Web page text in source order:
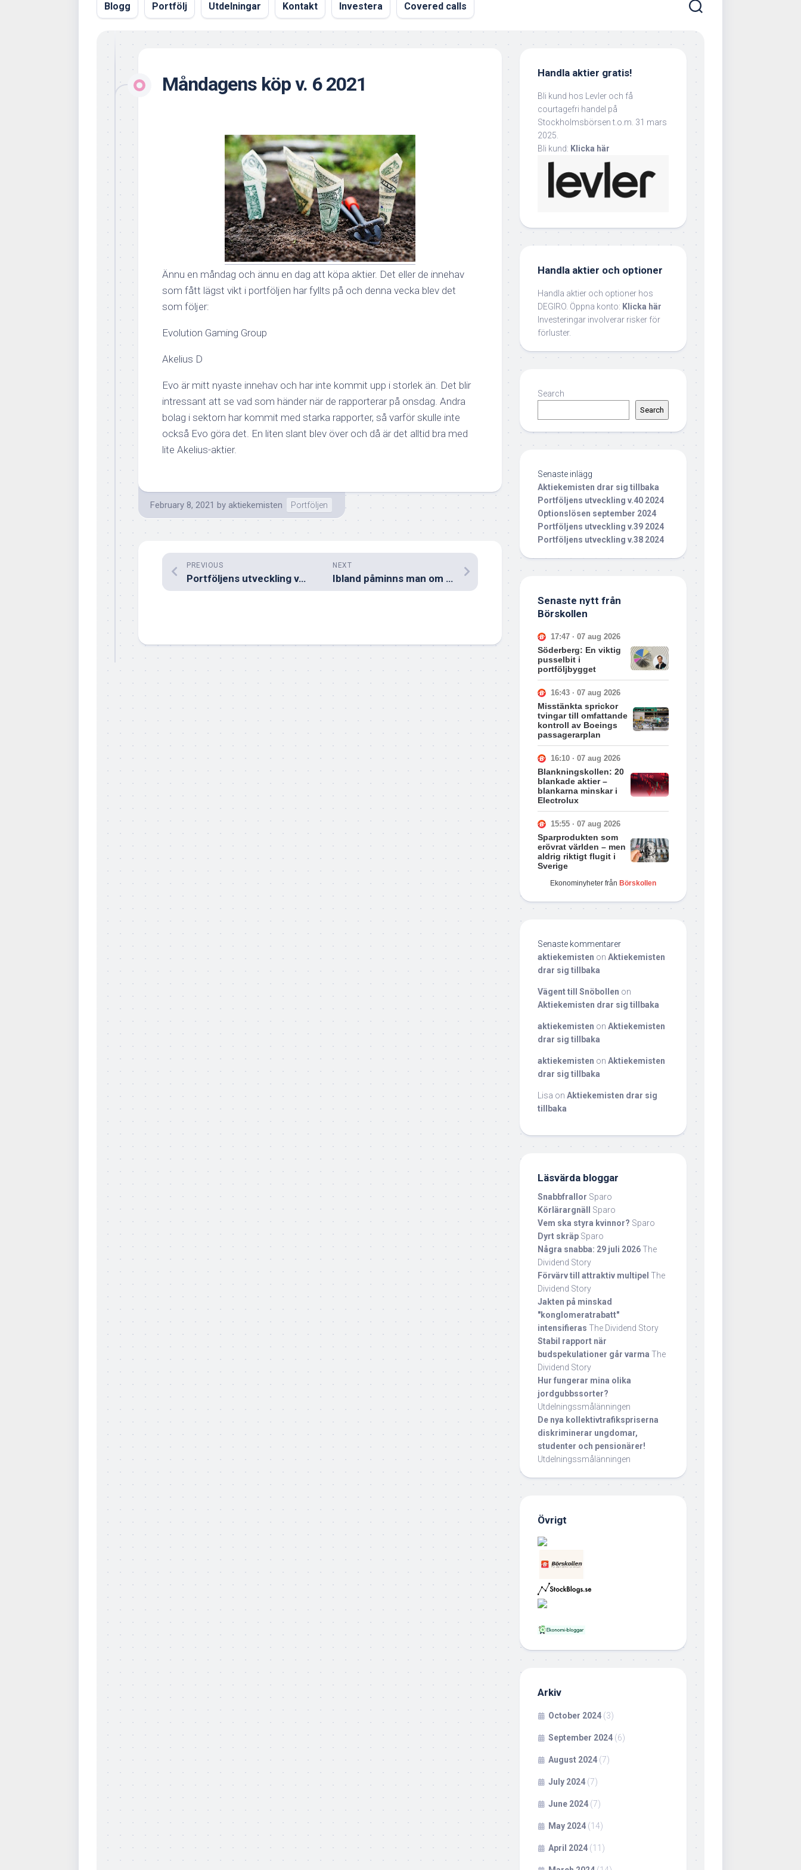
Blogg Portfölj Utdelningar Kontakt Investera Covered calls
Måndagens köp v. 6 2021
Ännu en måndag och ännu en dag att köpa aktier. Det eller de innehav
som fått lägst vikt i portföljen har fyllts på och denna vecka blev det
som följer:
Evolution Gaming Group
Akelius D
Evo är mitt nyaste innehav och har inte kommit upp i storlek än. Det blir
intressant att se vad som händer när de rapporterar på onsdag. Andra
bolag i sektorn har kommit med starka rapporter, så varför skulle inte
också Evo göra det. En liten slant blev över och då är det alltid bra med
lite Akelius-aktier.
February 8, 2021 by aktiekemisten Portföljen
NEXT
Ibland påminns man om varför man sparar
PREVIOUS
Portföljens utveckling v. 5 2021
Handla aktier gratis!
Bli kund hos Levler och få
courtagefri handel på
Stockholmsbörsen t.o.m. 31 mars
2025.
Bli kund: Klicka här
Handla aktier och optioner
Handla aktier och optioner hos
DEGIRO. Öppna konto: Klicka här
Investeringar involverar risker för
förluster.
Search
Search
Senaste inlägg
Aktiekemisten drar sig tillbaka
Portföljens utveckling v.40 2024
Optionslösen september 2024
Portföljens utveckling v.39 2024
Portföljens utveckling v.38 2024
Senaste nytt från
Börskollen
17:47 · 07 aug 2026
Söderberg: En viktig
pusselbit i
portföljbygget
16:43 · 07 aug 2026
Misstänkta sprickor
tvingar till omfattande
kontroll av Boeings
passagerarplan
16:10 · 07 aug 2026
Blankningskollen: 20
blankade aktier –
blankarna minskar i
Electrolux
15:55 · 07 aug 2026
Sparprodukten som
erövrat världen – men
aldrig riktigt flugit i
Sverige
Ekonominyheter från Börskollen
Senaste kommentarer
aktiekemisten on Aktiekemisten
drar sig tillbaka
Vägent till Snöbollen on
Aktiekemisten drar sig tillbaka
aktiekemisten on Aktiekemisten
drar sig tillbaka
aktiekemisten on Aktiekemisten
drar sig tillbaka
Lisa on Aktiekemisten drar sig
tillbaka
Läsvärda bloggar
Snabbfrallor Sparo
Körlärargnäll Sparo
Vem ska styra kvinnor? Sparo
Dyrt skräp Sparo
Några snabba: 29 juli 2026The
Dividend Story
Förvärv till attraktiv multipel The
Dividend Story
Jakten på minskad
"konglomeratrabatt"
intensifieras The Dividend Story
Stabil rapport när
budspekulationer går varma The
Dividend Story
Hur fungerar mina olika
jordgubbssorter?
Utdelningssmålänningen
De nya kollektivtrafikspriserna
diskriminerar ungdomar,
studenter och pensionärer!
Utdelningssmålänningen
Övrigt
Arkiv
October 2024 (3)
September 2024 (6)
August 2024 (7)
July 2024 (7)
June 2024 (7)
May 2024 (14)
April 2024 (11)